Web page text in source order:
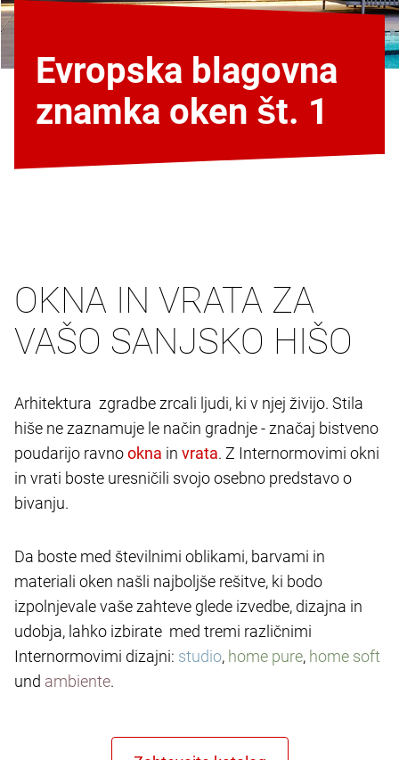
Evropska blagovna
znamka oken št. 1
OKNA IN VRATA ZA
VAŠO SANJSKO HIŠO
Arhitektura zgradbe zrcali ljudi, ki v njej živijo. Stila
hiše ne zaznamuje le način gradnje - značaj bistveno
poudarijo ravno
in
. Z Internormovimi okni
in vrati boste uresničili svojo osebno predstavo o
bivanju.
Da boste med številnimi oblikami, barvami in
materiali oken našli najboljše rešitve, ki bodo
izpolnjevale vaše zahteve glede izvedbe, dizajna in
udobja, lahko izbirate med tremi različnimi
Internormovimi dizajni: studio, home pure, home soft
und ambiente.